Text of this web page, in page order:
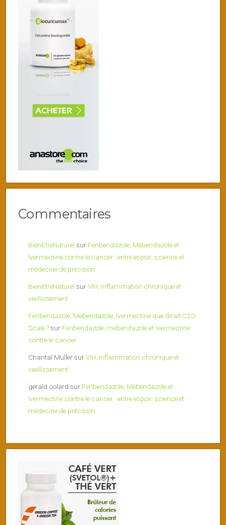
Commentaires
BienEtreNaturel sur Fenbendazole, Mébendazole et
Ivermectine contre le cancer : entre espoir, science et
médecine de précision
BienEtreNaturel surVIH, inflammation chronique et
vieillissement
Fenbendazole, Mebendazole, Ivermectine que dirait C2S-
Scale ?sur Fenbendazole, mébendazole et ivermectine
contre le cancer
Chantal MullersurVIH, inflammation chronique et
vieillissement
gerald colard sur Fenbendazole, Mébendazole et
Ivermectine contre le cancer : entre espoir, science et
médecine de précision